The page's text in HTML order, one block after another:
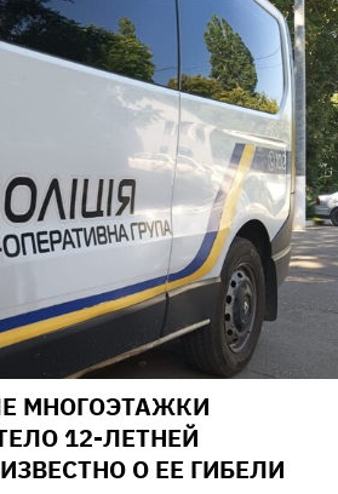
МНОГОЭТАЖКИ
12-ЛЕТНЕЙ
О ЕЕ ГИБЕЛИ